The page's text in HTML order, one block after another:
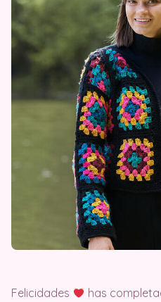
Felicidades
has